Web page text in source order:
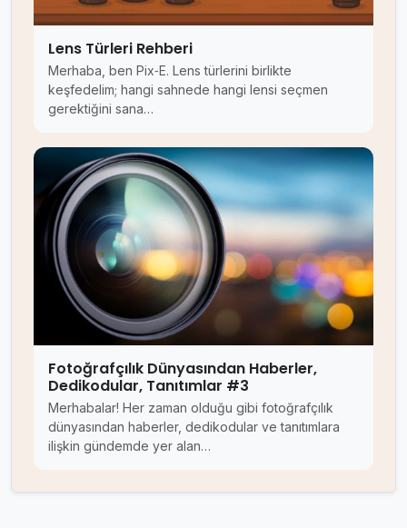
Lens Türleri Rehberi
Merhaba, ben Pix‑E. Lens türlerini birlikte
keşfedelim; hangi sahnede hangi lensi seçmen
gerektiğini sana…
Fotoğrafçılık Dünyasından Haberler,
Dedikodular, Tanıtımlar #3
Merhabalar! Her zaman olduğu gibi fotoğrafçılık
dünyasından haberler, dedikodular ve tanıtımlara
ilişkin gündemde yer alan…